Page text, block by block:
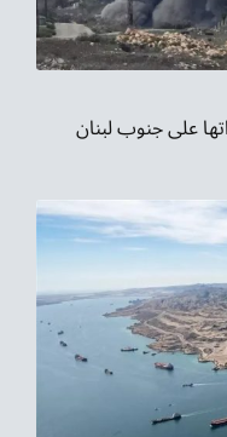
على جنوب لبنان